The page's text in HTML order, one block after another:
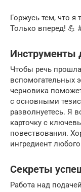
Горжусь тем, что
Только вперед! 💪
Инструменты
Чтобы речь
вспомогательных
черновика
с основными
разволнуетесь. Я
карточку с
повествования.
ингредиент
Секреты
Работа над